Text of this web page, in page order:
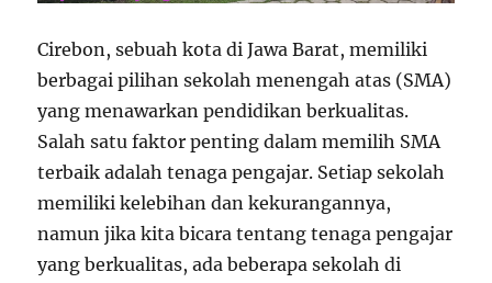
Cirebon, sebuah kota di Jawa Barat, memiliki
berbagai pilihan sekolah menengah atas (SMA)
yang menawarkan pendidikan berkualitas.
Salah satu faktor penting dalam memilih SMA
terbaik adalah tenaga pengajar. Setiap sekolah
memiliki kelebihan dan kekurangannya,
namun jika kita bicara tentang tenaga pengajar
yang berkualitas, ada beberapa sekolah di